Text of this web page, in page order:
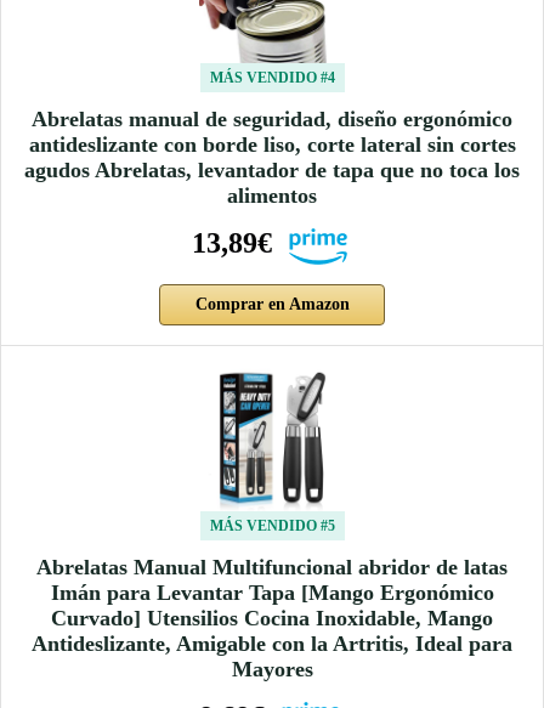
MÁS VENDIDO #4
Abrelatas manual de seguridad, diseño ergonómico
antideslizante con borde liso, corte lateral sin cortes
agudos Abrelatas, levantador de tapa que no toca los
alimentos
13,89€
Comprar en Amazon
MÁS VENDIDO #5
Abrelatas Manual Multifuncional abridor de latas
Imán para Levantar Tapa [Mango Ergonómico
Curvado] Utensilios Cocina Inoxidable, Mango
Antideslizante, Amigable con la Artritis, Ideal para
Mayores